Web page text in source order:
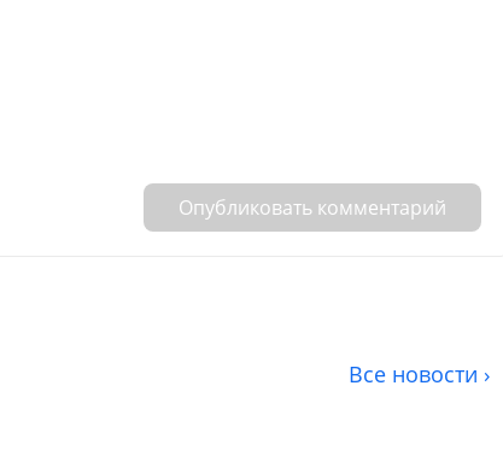
Опубликовать комментарий
Все новости ›